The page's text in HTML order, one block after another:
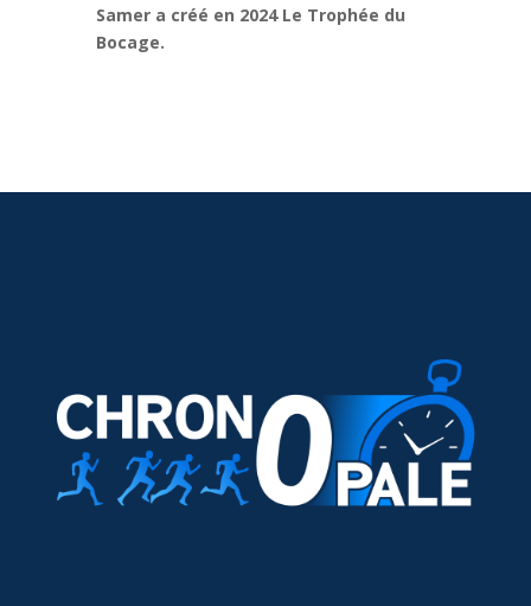
Samer a créé en 2024 Le Trophée du
Bocage.